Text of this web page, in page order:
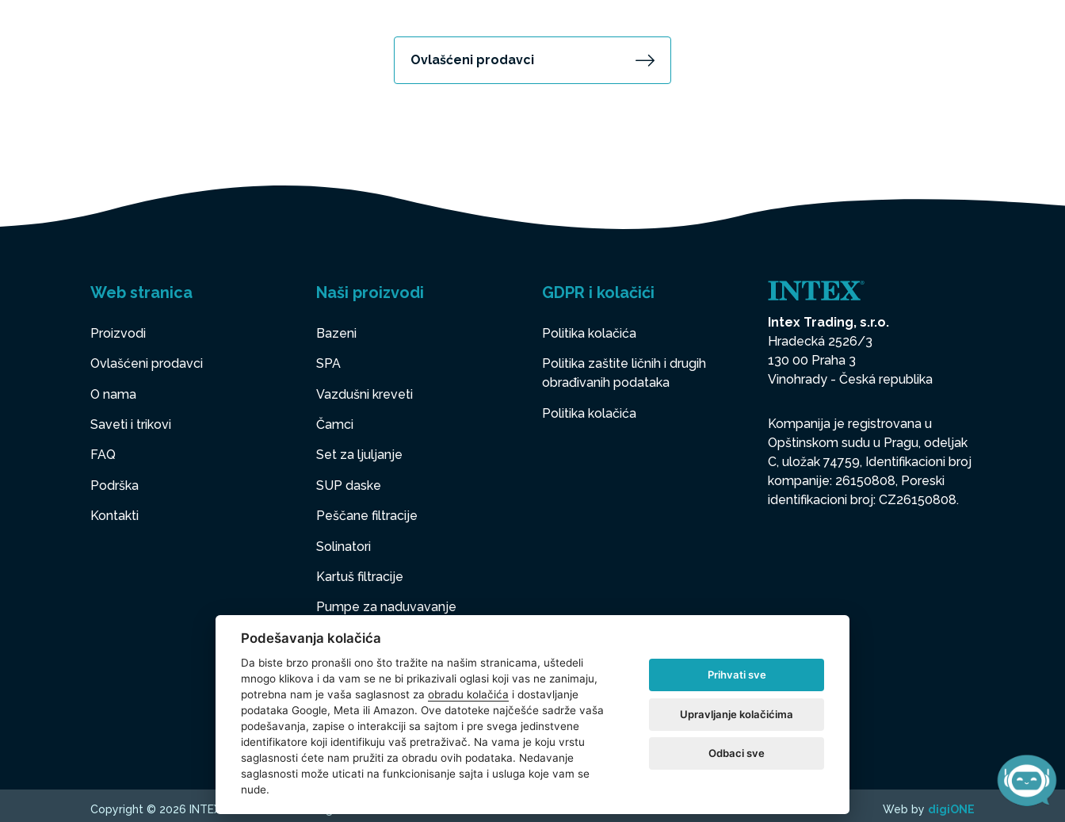
Ovlašćeni prodavci
Web stranica
Proizvodi
Ovlašćeni prodavci
O nama
Saveti i trikovi
FAQ
Podrška
Kontakti
Naši proizvodi
Bazeni
SPA
Vazdušni kreveti
Čamci
Set za ljuljanje
SUP daske
Peščane filtracije
Solinatori
Kartuš filtracije
Pumpe za naduvavanje
Nameštaj na naduvavanje
Kućni ljubimci
Dodatna oprema
Wetset
GDPR i kolačići
Politika kolačića
Politika zaštite ličnih i drugih
obrađivanih podataka
Politika kolačića
Intex Trading, s.r.o.
Hradecká 2526/3
130 00 Praha 3
Vinohrady - Česká republika
Kompanija je registrovana u
Opštinskom sudu u Pragu, odeljak
C, uložak 74759, Identifikacioni broj
kompanije: 26150808, Poreski
identifikacioni broj: CZ26150808.
Copyright © 2026 INTEX TRADING s.r.o. All rights reserved. Web by digiONE
Podešavanja kolačića
Da biste brzo pronašli ono što tražite na našim stranicama, uštedeli
mnogo klikova i da vam se ne bi prikazivali oglasi koji vas ne zanimaju,
potrebna nam je vaša saglasnost za obradu kolačića i dostavljanje
podataka Google, Meta ili Amazon. Ove datoteke najčešće sadrže vaša
podešavanja, zapise o interakciji sa sajtom i pre svega jedinstvene
identifikatore koji identifikuju vaš pretraživač. Na vama je koju vrstu
saglasnosti ćete nam pružiti za obradu ovih podataka. Nedavanje
saglasnosti može uticati na funkcionisanje sajta i usluga koje vam se
nude.
Prihvati sve
Upravljanje kolačićima
Odbaci sve